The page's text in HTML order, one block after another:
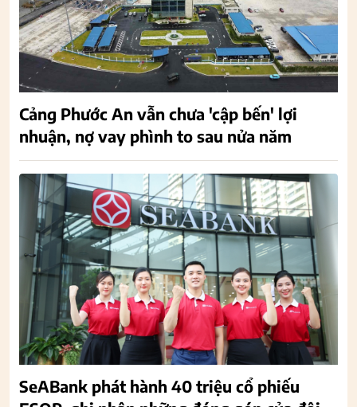
Cảng Phước An vẫn chưa 'cập bến' lợi
nhuận, nợ vay phình to sau nửa năm
SeABank phát hành 40 triệu cổ phiếu